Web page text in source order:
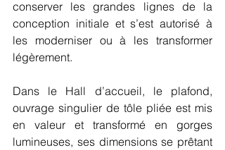
conserver les grandes lignes de la
conception initiale et s’est autorisé à
les moderniser ou à les transformer
légèrement.
Dans le Hall d’accueil, le plafond,
ouvrage singulier de tôle pliée est mis
en valeur et transformé en gorges
lumineuses, ses dimensions se prêtant